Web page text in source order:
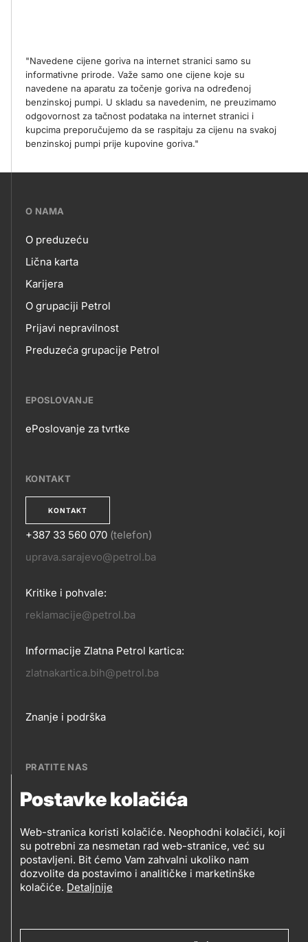
Postavke kolačića
Web-stranica koristi kolačiće. Neophodni kolačići, koji
su potrebni za nesmetan rad web-stranice, već su
postavljeni. Bit ćemo Vam zahvalni ukoliko nam
dozvolite da postavimo i analitičke i marketinške
kolačiće. Detaljnije
"Navedene cijene goriva na internet stranici samo su
informativne prirode. Važe samo one cijene koje su
navedene na aparatu za točenje goriva na određenoj
benzinskoj pumpi. U skladu sa navedenim, ne preuzimamo
odgovornost za tačnost podataka na internet stranici i
kupcima preporučujemo da se raspitaju za cijenu na svakoj
benzinskoj pumpi prije kupovine goriva."
???
skupno.footer-
title???
O NAMA
O
NAMA
O preduzeću
Lična karta
Karijera
O grupaciji Petrol
Prijavi nepravilnost
Preduzeća grupacije Petrol
EPOSLOVANJE
ePoslovanje za tvrtke
KONTAKT
KONTAKT
KONTAKT
+387 33 560 070 (telefon)
uprava.sarajevo@petrol.ba
Kritike i pohvale:
reklamacije@petrol.ba
Informacije Zlatna Petrol kartica:
zlatnakartica.bih@petrol.ba
Footer
Znanje i podrška
PRATITE NAS
PRATITE
NAS
Petrol BH Oil Company, d.o.o.
Džemala Bijedića 202, 71210 Ilidža, Sarajevo
Social
media